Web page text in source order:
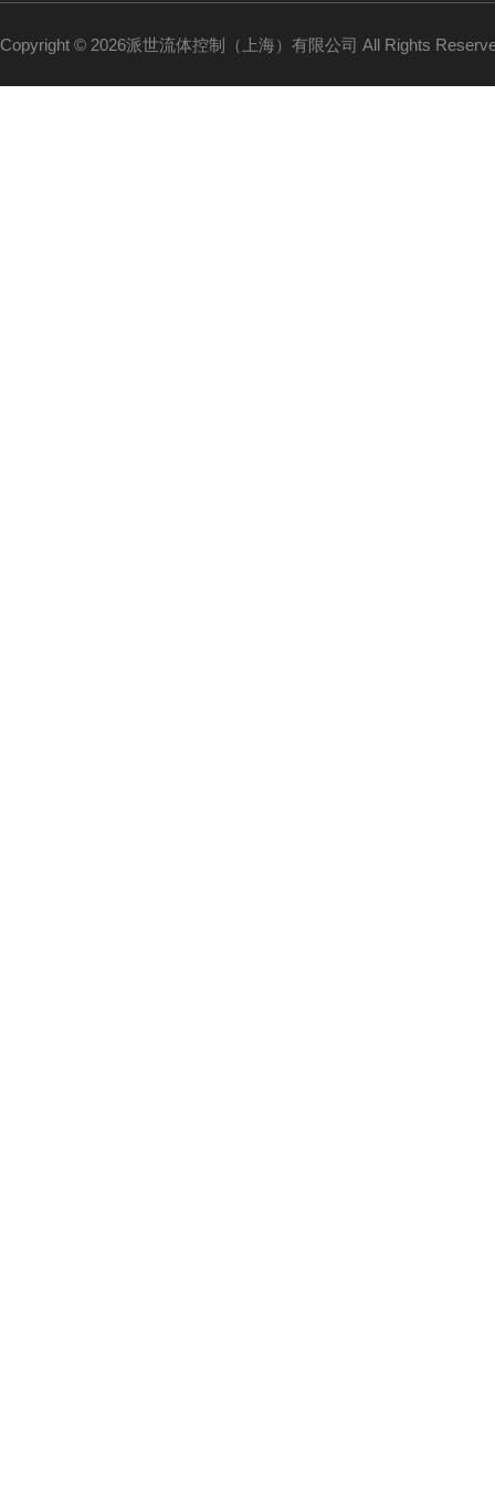
Copyright © 2026派世流体控制（上海）有限公司 All Rights